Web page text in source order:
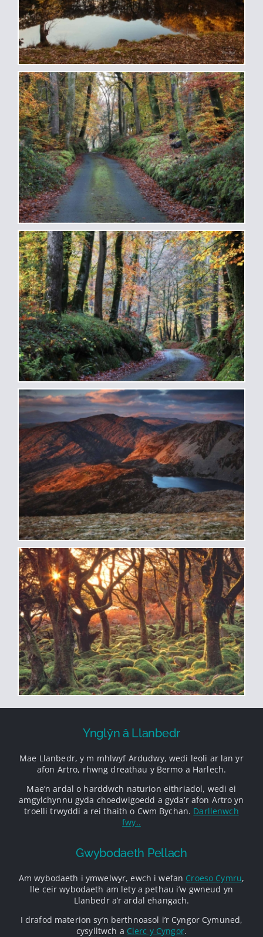
Ynglŷn â Llanbedr
Mae Llanbedr, y m mhlwyf Ardudwy, wedi leoli ar lan yr
afon Artro, rhwng dreathau y Bermo a Harlech.
Mae’n ardal o harddwch naturion eithriadol, wedi ei
amgylchynnu gyda choedwigoedd a gyda’r afon Artro yn
troelli trwyddi a rei thaith o Cwm Bychan. Darllenwch
fwy..
Gwybodaeth Pellach
Am wybodaeth i ymwelwyr, ewch i wefan Croeso Cymru,
lle ceir wybodaeth am lety a pethau i’w gwneud yn
Llanbedr a’r ardal ehangach.
I drafod materion sy’n berthnoasol i’r Cyngor Cymuned,
cysylltwch a Clerc y Cyngor.